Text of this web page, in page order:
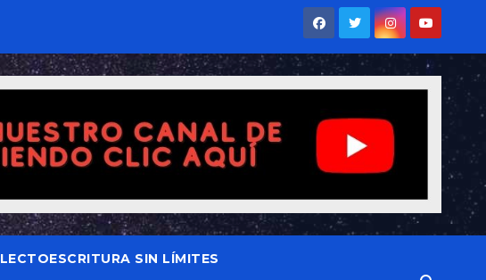
LECTOESCRITURA SIN LÍMITES